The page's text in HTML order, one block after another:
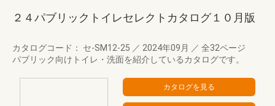
２４パブリックトイレセレクトカタログ１０月版
カタログコード： セ-SM12-25 ／ 2024年09月 ／ 全32ページ
パブリック向けトイレ・洗面を紹介しているカタログです。